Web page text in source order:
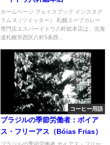
ホームページ フェイスブック インスタグ
ラム X（ツイッター） 札幌スープカレー
専門店エスパーイトウ八軒総本店は、北海
道札幌市西区八軒5条西...
コーヒー用語
ブラジルの季節労働者：ボイア
ス・フリーアス（Bóias Frias）